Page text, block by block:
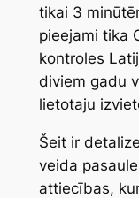
tikai 3
pieejami tika
kontroles
diviem gadu
lietotaju
Šeit ir
veida
attiecības,